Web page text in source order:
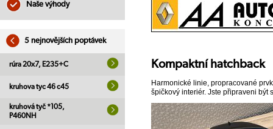
Naše výhody
5 nejnovějších poptávek
rúra 20x7, E235+C
kruhova tyc 46 c45
kruhová tyč *105,
P460NH
Kompaktní hatchback
Harmonické linie, propracované
špičkový interiér. Jste připraveni být